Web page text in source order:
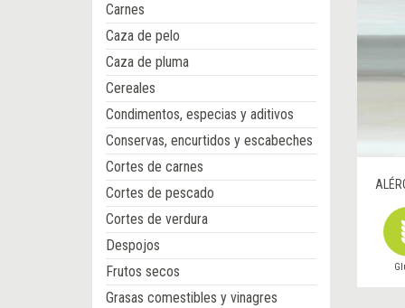
Carnes
Caza de pelo
Caza de pluma
Cereales
Condimentos, especias y aditivos
Conservas, encurtidos y escabeches
Cortes de carnes
Cortes de pescado
Cortes de verdura
Despojos
Frutos secos
Grasas comestibles y vinagres